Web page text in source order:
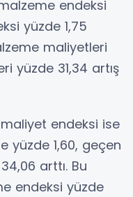
endeksi
yüzde 1,75
maliyetleri
yüzde 31,34 artış
maliyet endeksi ise
yüzde 1,60, geçen
arttı. Bu
endeksi yüzde